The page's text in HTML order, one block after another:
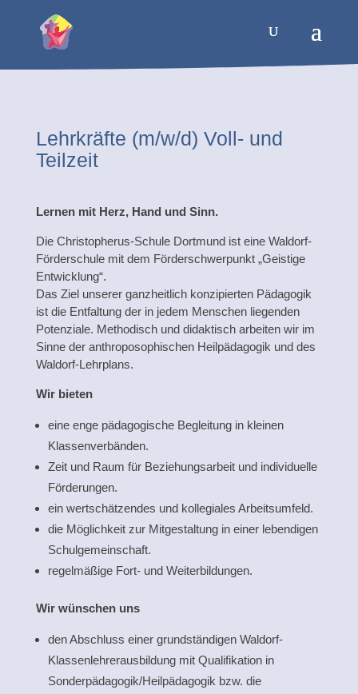
Skip To Content
Lehrkräfte (m/w/d) Voll- und
Teilzeit
Lernen mit Herz, Hand und Sinn.
Die Christopherus-Schule Dortmund ist eine Waldorf-
Förderschule mit dem Förderschwerpunkt „Geistige
Entwicklung“.
Das Ziel unserer ganzheitlich konzipierten Pädagogik
ist die Entfaltung der in jedem Menschen liegenden
Potenziale. Methodisch und didaktisch arbeiten wir im
Sinne der anthroposophischen Heilpädagogik und des
Waldorf-Lehrplans.
Wir bieten
eine enge pädagogische Begleitung in kleinen
Klassenverbänden.
Zeit und Raum für Beziehungsarbeit und individuelle
Förderungen.
ein wertschätzendes und kollegiales Arbeitsumfeld.
die Möglichkeit zur Mitgestaltung in einer lebendigen
Schulgemeinschaft.
regelmäßige Fort- und Weiterbildungen.
Wir wünschen uns
den Abschluss einer grundständigen Waldorf-
Klassenlehrerausbildung mit Qualifikation in
Sonderpädagogik/Heilpädagogik bzw. die